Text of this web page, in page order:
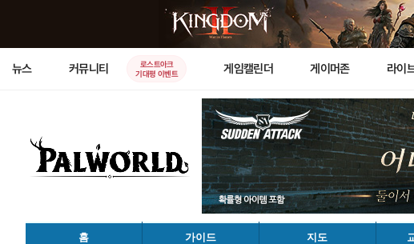
뉴스 커뮤니티
로스트아크
기대평 이벤트
게임캘린더 게이머존 라이
홈 가이드 지도